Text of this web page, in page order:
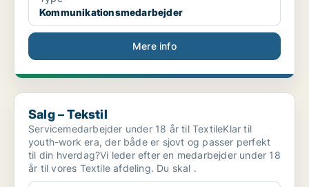
Kommunikationsmedarbejder
Mere info
Salg – Tekstil
Salg – Tekstil
Servicemedarbejder under 18 år til TextileKlar til
youth-work era, der både er sjovt og passer perfekt
til din hverdag?Vi leder efter en medarbejder under 18
år til vores Textile afdeling. Du skal .